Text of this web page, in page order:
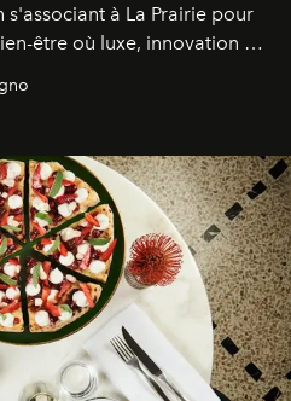
à La Prairie pour
être où luxe, innovation et